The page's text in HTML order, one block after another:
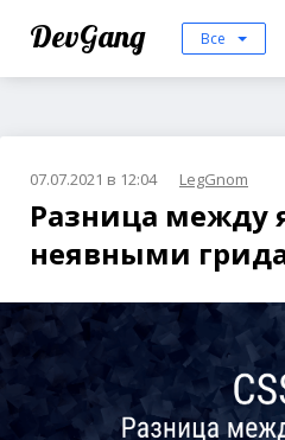
DevGang Все
07.07.2021 в 12:04 LegGnom
Разница между
неявными